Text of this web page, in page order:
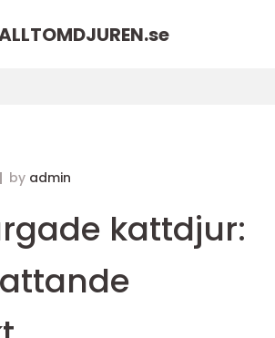
se
by admin
kattdjur: